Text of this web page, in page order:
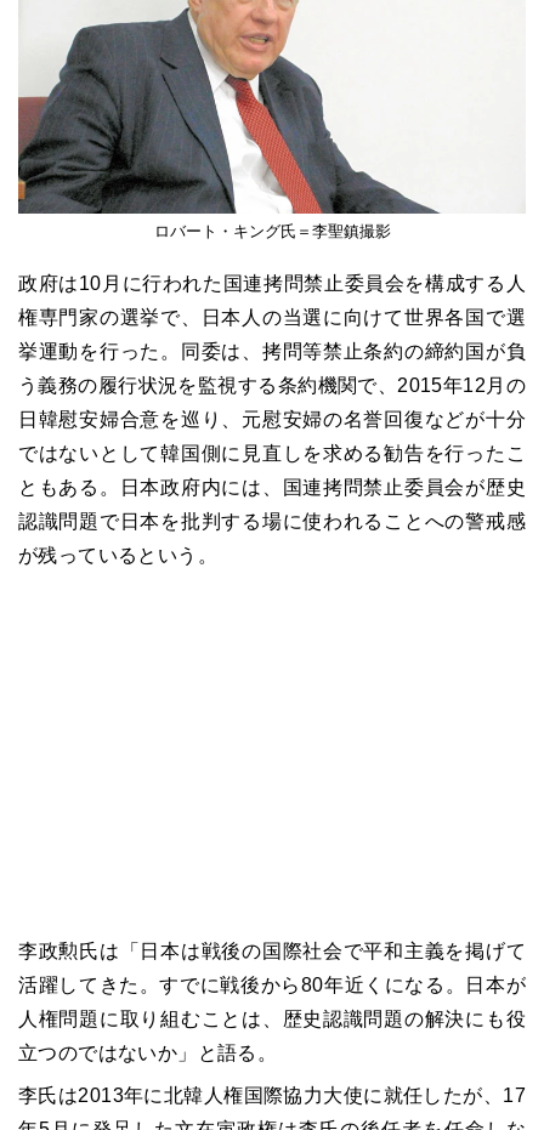
ロバート・キング氏＝李聖鎮撮影
政府は10月に行われた国連拷問禁止委員会を構成する人
権専門家の選挙で、日本人の当選に向けて世界各国で選
挙運動を行った。同委は、拷問等禁止条約の締約国が負
う義務の履行状況を監視する条約機関で、2015年12月の
日韓慰安婦合意を巡り、元慰安婦の名誉回復などが十分
ではないとして韓国側に見直しを求める勧告を行ったこ
ともある。日本政府内には、国連拷問禁止委員会が歴史
認識問題で日本を批判する場に使われることへの警戒感
が残っているという。
李政勲氏は「日本は戦後の国際社会で平和主義を掲げて
活躍してきた。すでに戦後から80年近くになる。日本が
人権問題に取り組むことは、歴史認識問題の解決にも役
立つのではないか」と語る。
李氏は2013年に北韓人権国際協力大使に就任したが、17